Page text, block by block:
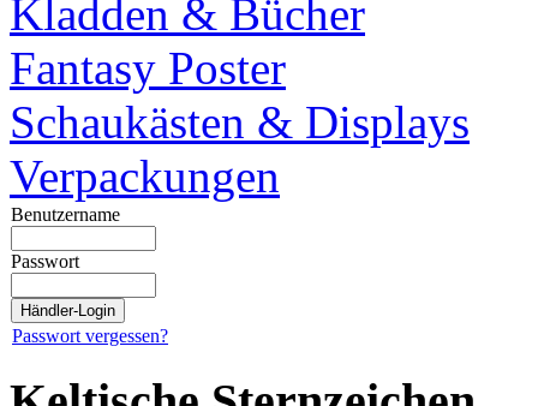
Kladden & Bücher
Fantasy Poster
Schaukästen & Displays
Verpackungen
Benutzername
Passwort
Passwort vergessen?